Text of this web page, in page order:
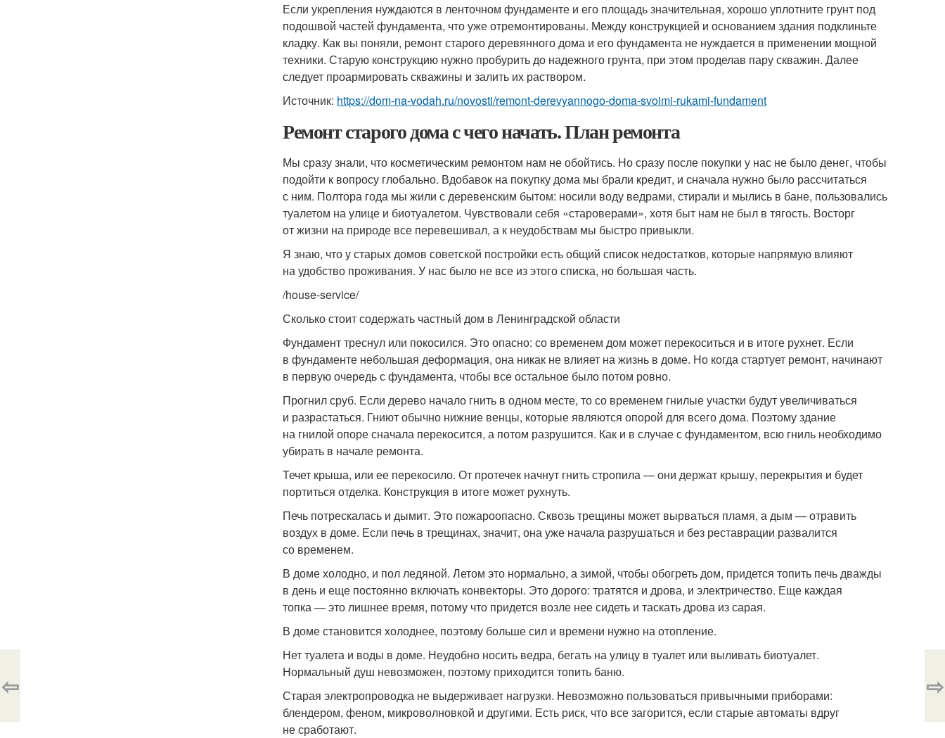
Если укрепления нуждаются в ленточном фундаменте и его площадь значительная, хорошо уплотните грунт под
подошвой частей фундамента, что уже отремонтированы. Между конструкцией и основанием здания подклиньте
кладку. Как вы поняли, ремонт старого деревянного дома и его фундамента не нуждается в применении мощной
техники. Старую конструкцию нужно пробурить до надежного грунта, при этом проделав пару скважин. Далее
следует проармировать скважины и залить их раствором.
Источник: https://dom-na-vodah.ru/novosti/remont-derevyannogo-doma-svoimi-rukami-fundament
Ремонт старого дома с чего начать. План ремонта
Мы сразу знали, что косметическим ремонтом нам не обойтись. Но сразу после покупки у нас не было денег, чтобы
подойти к вопросу глобально. Вдобавок на покупку дома мы брали кредит, и сначала нужно было рассчитаться
с ним. Полтора года мы жили с деревенским бытом: носили воду ведрами, стирали и мылись в бане, пользовались
туалетом на улице и биотуалетом. Чувствовали себя «староверами», хотя быт нам не был в тягость. Восторг
от жизни на природе все перевешивал, а к неудобствам мы быстро привыкли.
Я знаю, что у старых домов советской постройки есть общий список недостатков, которые напрямую влияют
на удобство проживания. У нас было не все из этого списка, но большая часть.
/house-service/
Сколько стоит содержать частный дом в Ленинградской области
Фундамент треснул или покосился. Это опасно: со временем дом может перекоситься и в итоге рухнет. Если
в фундаменте небольшая деформация, она никак не влияет на жизнь в доме. Но когда стартует ремонт, начинают
в первую очередь с фундамента, чтобы все остальное было потом ровно.
Прогнил сруб. Если дерево начало гнить в одном месте, то со временем гнилые участки будут увеличиваться
и разрастаться. Гниют обычно нижние венцы, которые являются опорой для всего дома. Поэтому здание
на гнилой опоре сначала перекосится, а потом разрушится. Как и в случае с фундаментом, всю гниль необходимо
убирать в начале ремонта.
Течет крыша, или ее перекосило. От протечек начнут гнить стропила — они держат крышу, перекрытия и будет
портиться отделка. Конструкция в итоге может рухнуть.
Печь потрескалась и дымит. Это пожароопасно. Сквозь трещины может вырваться пламя, а дым — отравить
воздух в доме. Если печь в трещинах, значит, она уже начала разрушаться и без реставрации развалится
со временем.
В доме холодно, и пол ледяной. Летом это нормально, а зимой, чтобы обогреть дом, придется топить печь дважды
в день и еще постоянно включать конвекторы. Это дорого: тратятся и дрова, и электричество. Еще каждая
топка — это лишнее время, потому что придется возле нее сидеть и таскать дрова из сарая.
В доме становится холоднее, поэтому больше сил и времени нужно на отопление.
Нет туалета и воды в доме. Неудобно носить ведра, бегать на улицу в туалет или выливать биотуалет.
Нормальный душ невозможен, поэтому приходится топить баню.
Старая электропроводка не выдерживает нагрузки. Невозможно пользоваться привычными приборами:
блендером, феном, микроволновкой и другими. Есть риск, что все загорится, если старые автоматы вдруг
не сработают.
⇦ ⇨